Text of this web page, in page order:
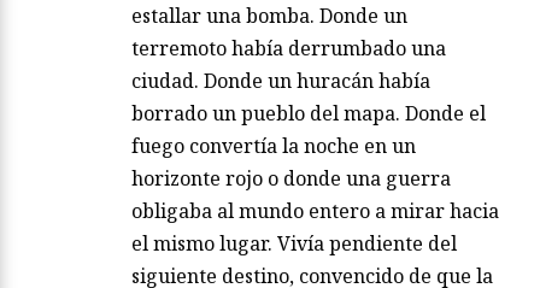
estallar una bomba. Donde un
terremoto había derrumbado una
ciudad. Donde un huracán había
borrado un pueblo del mapa. Donde el
fuego convertía la noche en un
horizonte rojo o donde una guerra
obligaba al mundo entero a mirar hacia
el mismo lugar. Vivía pendiente del
siguiente destino, convencido de que la